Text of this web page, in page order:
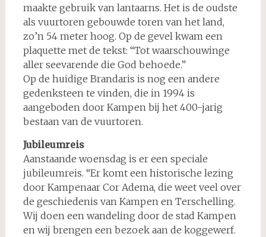
maakte gebruik van lantaarns. Het is de oudste
als vuurtoren gebouwde toren van het land,
zo’n 54 meter hoog. Op de gevel kwam een
plaquette met de tekst: “Tot waarschouwinge
aller seevarende die God behoede.”
Op de huidige Brandaris is nog een andere
gedenksteen te vinden, die in 1994 is
aangeboden door Kampen bij het 400-jarig
bestaan van de vuurtoren.
Jubileumreis
Aanstaande woensdag is er een speciale
jubileumreis. “Er komt een historische lezing
door Kampenaar Cor Adema, die weet veel over
de geschiedenis van Kampen en Terschelling.
Wij doen een wandeling door de stad Kampen
en wij brengen een bezoek aan de koggewerf.